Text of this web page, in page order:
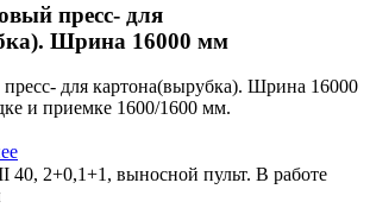
пресс- для
Шрина 16000 мм
для картона(вырубка). Шрина 16000
и приемке 1600/1600 мм.